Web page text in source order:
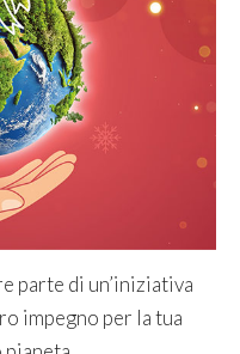
parte di un’iniziativa
impegno per la tua